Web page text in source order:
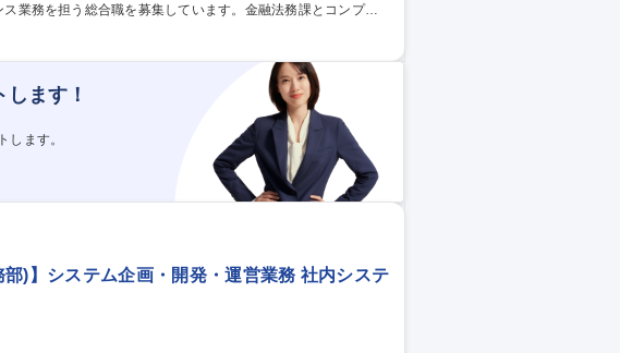
業務を担う総合職を募集しています。金融法務課とコンプラ
度により、将来的には海外拠点（ニューヨーク、パリ、シン
ます！
します。
部)】システム企画・開発・運営業務 社内システ